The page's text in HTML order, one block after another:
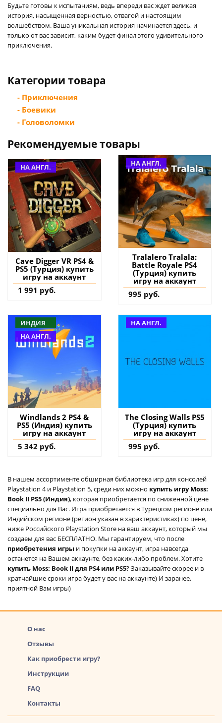
Будьте готовы к испытаниям, ведь впереди вас ждет великая
история, насыщенная верностью, отвагой и настоящим
волшебством. Ваша уникальная история начинается здесь, и
только от вас зависит, каким будет финал этого удивительного
приключения.
Категории товара
- Приключения
- Боевики
- Головоломки
Рекомендуемые товары
НА АНГЛ.
Cave Digger VR PS4 &
PS5 (Турция) купить
игру на аккаунт
1 991 руб.
НА АНГЛ.
Tralalero Tralala:
Battle Royale PS4
(Турция) купить
игру на аккаунт
995 руб.
ИНДИЯ
НА АНГЛ.
Windlands 2 PS4 &
PS5 (Индия) купить
игру на аккаунт
5 342 руб.
НА АНГЛ.
The Closing Walls PS5
(Турция) купить
игру на аккаунт
995 руб.
В нашем ассортименте обширная библиотека игр для консолей
Playstation 4 и Playstation 5, среди них можно купить игру Moss:
Book II PS5 (Индия), которая приобретается по сниженной цене
специально для Вас. Игра приобретается в Турецком регионе или
Индийском регионе (регион указан в характеристиках) по цене,
ниже Российского Playstation Store на ваш аккаунт, который мы
создаем для вас БЕСПЛАТНО. Мы гарантируем, что после
приобретения игры и покупки на аккаунт, игра навсегда
останется на Вашем аккаунте, без каких-либо проблем. Хотите
купить Moss: Book II для PS4 или PS5? Заказывайте скорее и в
кратчайшие сроки игра будет у вас на аккаунте) И заранее,
приятной Вам игры)
О нас
Отзывы
Как приобрести игру?
Инструкции
FAQ
Контакты